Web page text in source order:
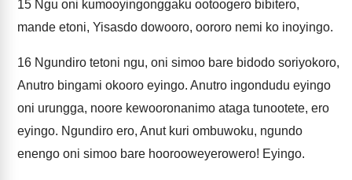
15 Ngu oni kumooyingonggaku ootoogero bibitero,
mande etoni, Yisasdo dowooro, oororo nemi ko inoyingo.
16 Ngundiro tetoni ngu, oni simoo bare bidodo soriyokoro,
Anutro bingami okooro eyingo. Anutro ingondudu eyingo
oni urungga, noore kewooronanimo ataga tunootete, ero
eyingo. Ngundiro ero, Anut kuri ombuwoku, ngundo
enengo oni simoo bare hoorooweyerowero! Eyingo.